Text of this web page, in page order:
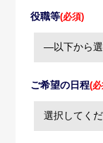
役職等(必須)
ご希望の日程(必